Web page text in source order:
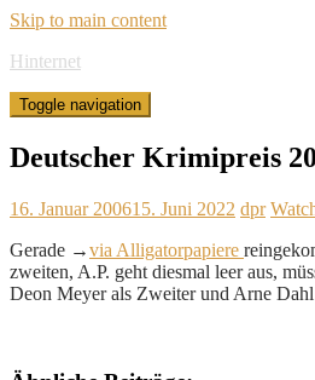
Skip to main content
Hinternet
Toggle navigation
Deutscher Krimipreis
16. Januar 200615. Juni 2022 dpr
Gerade →via Alligatorpapiere
zweiten, A.P. geht diesmal leer aus,
Deon Meyer als Zweiter und Arne